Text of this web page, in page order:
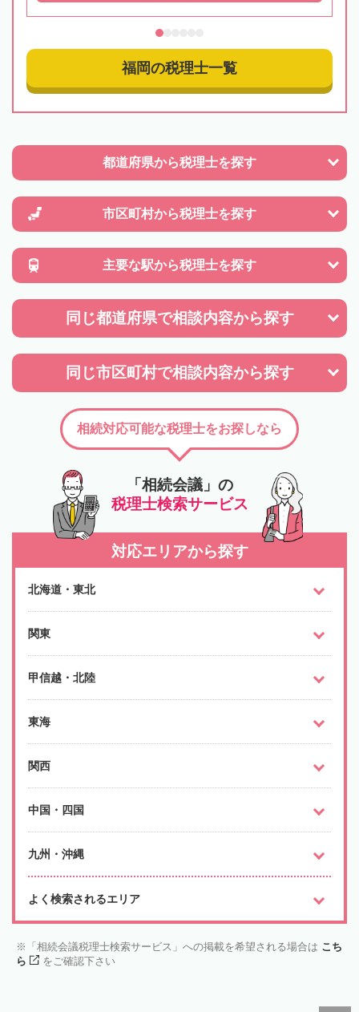
福岡の税理士一覧
都道府県から税理士を探す
市区町村から税理士を探す
主要な駅から税理士を探す
同じ都道府県で相談内容から探す
同じ市区町村で相談内容から探す
「相続会議」の
税理士検索サービス
相続対応可能な税理士をお探しなら
対応エリアから探す
北海道・東北
関東
甲信越・北陸
東海
関西
中国・四国
九州・沖縄
よく検索されるエリア
「相続会議税理士検索サービス」への掲載を希望される場合は こち
ら
をご確認下さい